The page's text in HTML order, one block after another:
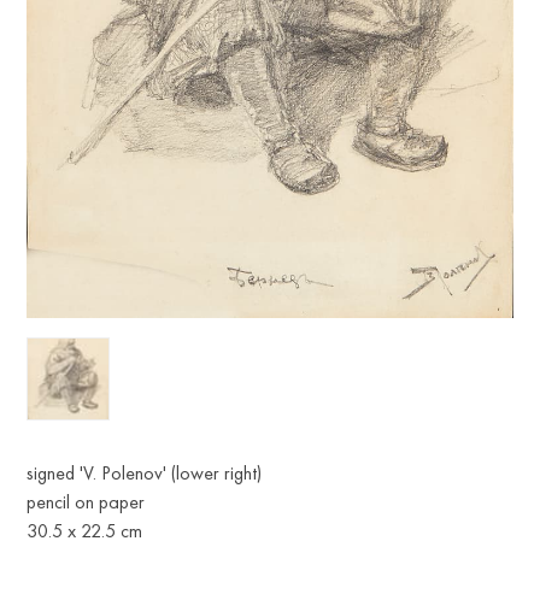
signed 'V. Polenov' (lower right)
pencil on paper
30.5 x 22.5 cm